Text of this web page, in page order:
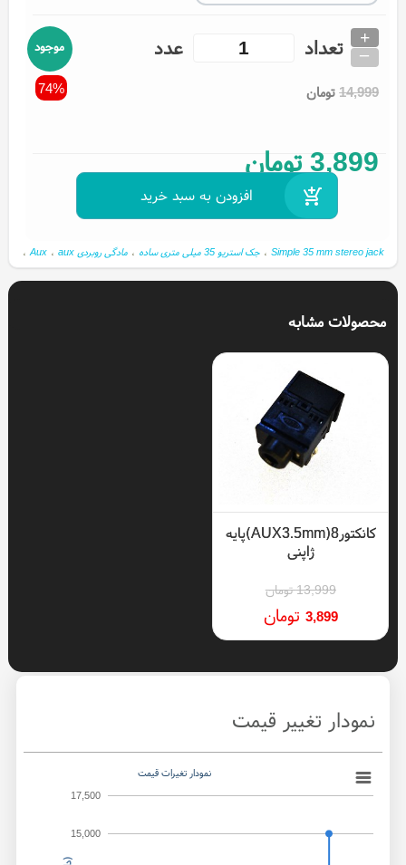
تعداد +
_ عدد موجود
74% 14,999تومان
3,899تومان
Simple 35 mm stereo jack ، جک استریو 35 میلی متری ساده ، مادگی روبردی aux ، Aux،
محصولات مشابه
کانکتورAUX3.5mm)8)پایه
ژاپنی
13,999تومان
3,899 تومان
نمودار تغییر قیمت
)
نمودار تغیرات قیمت
15,000
17,500